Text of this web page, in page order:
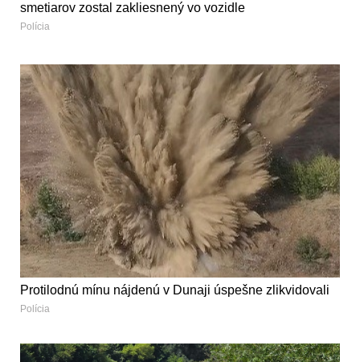
smetiarov zostal zakliesnený vo vozidle
Polícia
Protilodnú mínu nájdenú v Dunaji úspešne zlikvidovali
Polícia